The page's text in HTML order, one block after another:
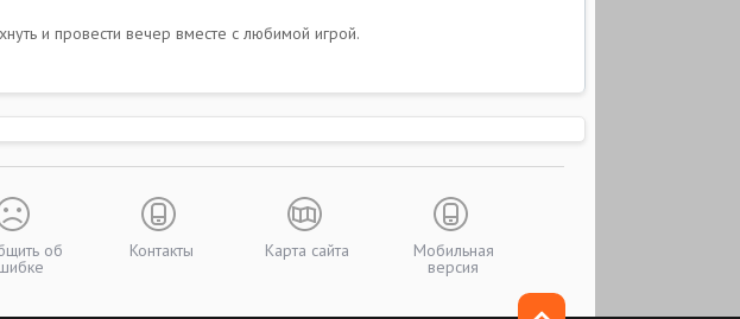
и провести вечер вместе с любимой игрой.
об Контакты Карта сайта Мобильная
версия